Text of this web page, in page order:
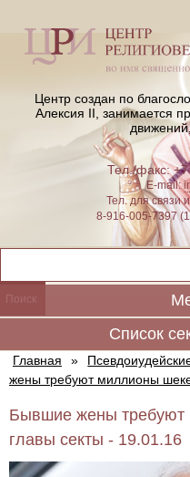
Центр создан по
Алексия II, занимается
Тел./факс:
E-mail:
Тел. для связи
8-916-005-7397
Cписок
Главная »
жены требуют миллионы
Бывшие жены требуют
главы секты - 19.01.16